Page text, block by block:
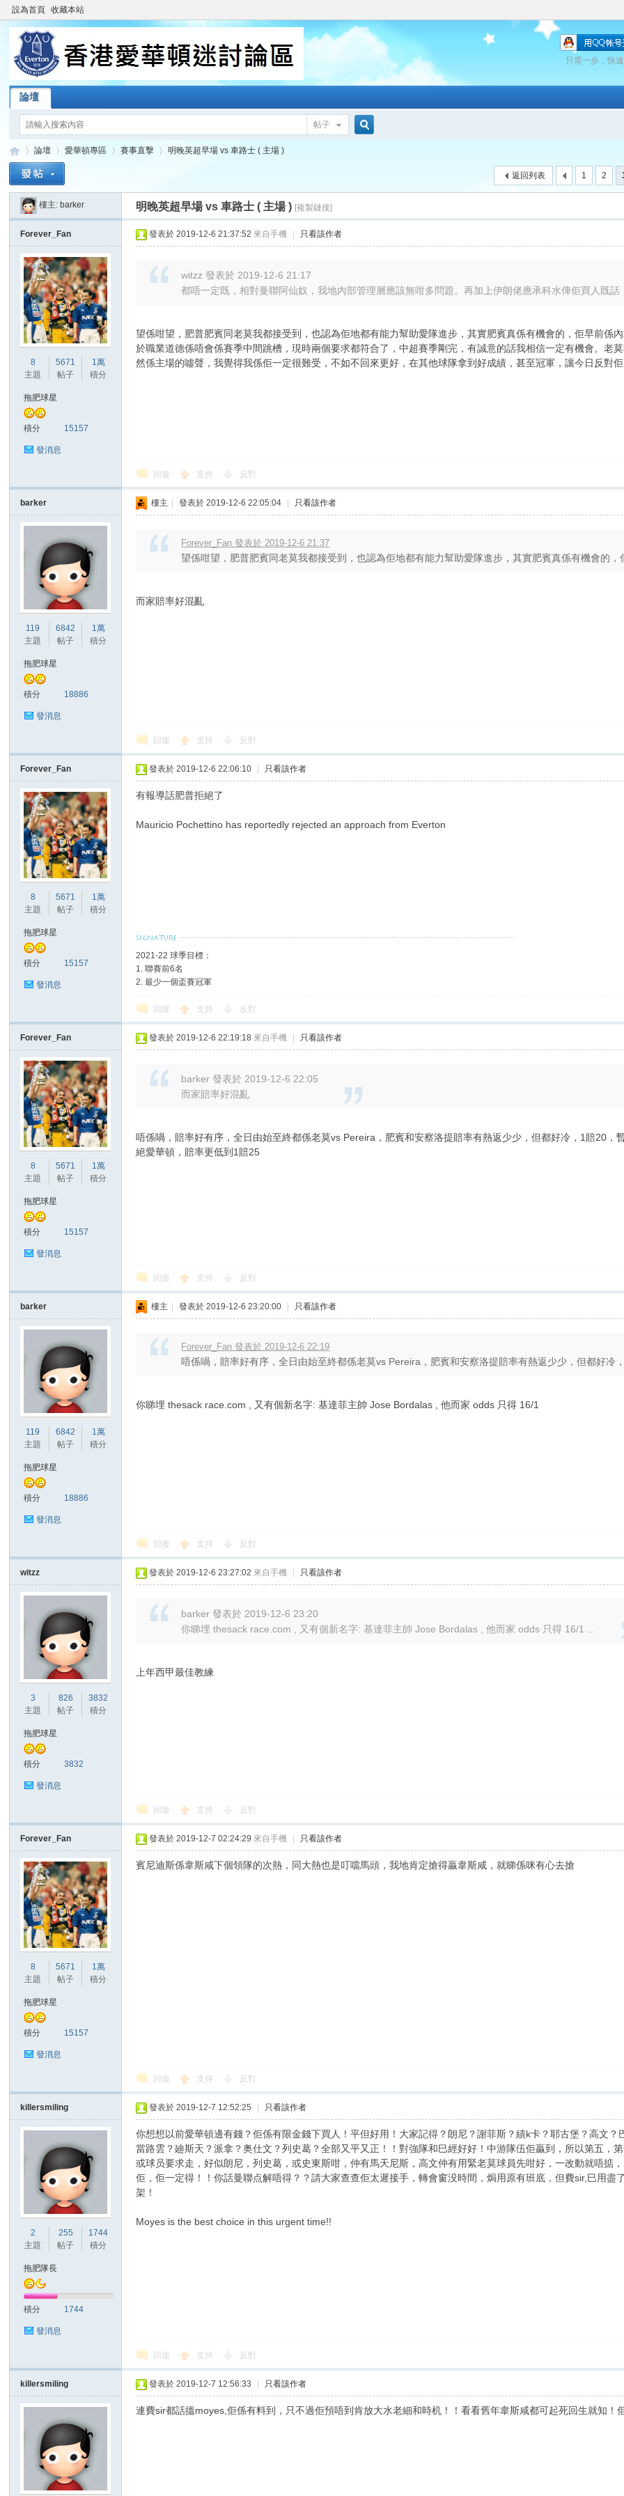
設為首頁 收藏本站
只需一步，快
論壇
帖子
愛
»
論壇
›
愛華頓專區 賽事直擊
›
明晚英超早場 vs 車路士 ( 主場 )
1 2
返回列表
樓主: barker 明晚英超早場 vs 車路士 ( 主場 ) [複製鏈接]
Forever_Fan
8
主題
5671
帖子
1萬
積分
拖肥球星
積分 15157
發消息
發表於 2019-12-6 21:37:52 來自手機 只看該作者
witzz 發表於 2019-12-6 21:17
都唔一定既，相對曼聯阿仙奴，我地內部管理層應該無咁多問題。再加上伊朗佬應承科水俾佢買人既話
望係咁望，肥普肥賓同老莫我都接受到，也認為佢地都有能力幫助愛隊進步，其實肥賓真係有機會的，佢早前係
於職業道德係唔會係賽季中間跳槽，現時兩個要求都符合了，中超賽季剛完，有誠意的話我相信一定有機會。老
然係主場的噓聲，我覺得我係佢一定很難受，不如不回來更好，在其他球隊拿到好成績，甚至冠軍，讓今日反對佢
回復 支持 反對
barker
119
主題
6842
帖子
1萬
積分
拖肥球星
積分 18886
發消息
樓主 發表於 2019-12-6 22:05:04 只看該作者
Forever_Fan 發表於 2019-12-6 21:37
望係咁望，肥普肥賓同老莫我都接受到，也認為佢地都有能力幫助愛隊進步，其實肥賓真係有機會的，
而家賠率好混亂
回復 支持 反對
Forever_Fan
8
主題
5671
帖子
1萬
積分
拖肥球星
積分 15157
發消息
發表於 2019-12-6 22:06:10 只看該作者
有報導話肥普拒絕了
Mauricio Pochettino has reportedly rejected an approach from Everton
2021-22 球季目標：
1. 聯賽前6名
2. 最少一個盃賽冠軍
回復 支持 反對
Forever_Fan
8
主題
5671
帖子
1萬
積分
拖肥球星
積分 15157
發消息
發表於 2019-12-6 22:19:18 來自手機 只看該作者
barker 發表於 2019-12-6 22:05
而家賠率好混亂
唔係喎，賠率好有序，全日由始至終都係老莫vs Pereira，肥賓和安察洛提賠率有熱返少少，但都好冷，1賠20
絕愛華頓，賠率更低到1賠25
回復 支持 反對
barker
119
主題
6842
帖子
1萬
積分
拖肥球星
積分 18886
發消息
樓主 發表於 2019-12-6 23:20:00 只看該作者
Forever_Fan 發表於 2019-12-6 22:19
唔係喎，賠率好有序，全日由始至終都係老莫vs Pereira，肥賓和安察洛提賠率有熱返少少，但都好冷，
你睇埋 thesack race.com , 又有個新名字: 基達菲主帥 Jose Bordalas , 他而家 odds 只得 16/1
回復 支持 反對
witzz
3
主題
826
帖子
3832
積分
拖肥球星
積分 3832
發消息
發表於 2019-12-6 23:27:02 來自手機 只看該作者
barker 發表於 2019-12-6 23:20
你睇埋 thesack race.com , 又有個新名字: 基達菲主帥 Jose Bordalas , 他而家 odds 只得 16/1 ...
上年西甲最佳教練
回復 支持 反對
Forever_Fan
8
主題
5671
帖子
1萬
積分
拖肥球星
積分 15157
發消息
發表於 2019-12-7 02:24:29 來自手機 只看該作者
賓尼迪斯係韋斯咸下個領隊的次熱，同大熱也是叮噹馬頭，我地肯定搶得贏韋斯咸，就睇係咪有心去搶
回復 支持 反對
killersmiling
2
主題
255
帖子
1744
積分
拖肥隊長
積分 1744
發消息
發表於 2019-12-7 12:52:25 只看該作者
你想想以前愛華頓邊有錢？佢係有限金錢下買人！平但好用！大家記得？朗尼？謝菲斯？績k卡？耶古堡？高文
當路雲？廸斯天？派拿？奥仕文？列史葛？全部又平又正！！對強隊和巳經好好！中游隊伍佢贏到，所以第五，
或球员要求走，好似朗尼，列史葛，或史東斯咁，仲有馬天尼斯，高文仲有用緊老莫球員先咁好，一改動就唔掂
佢，佢一定得！！你話曼聯点解唔得？？請大家查查佢太遲接手，轉會窗没時間，焗用原有班底，但費sir,巳用
架！
Moyes is the best choice in this urgent time!!
回復 支持 反對
killersmiling 發表於 2019-12-7 12:56:33 只看該作者
連費sir都話搵moyes,佢係有料到，只不過佢預唔到肯放大水老細和時机！！看看舊年韋斯咸都可起死回生就知！